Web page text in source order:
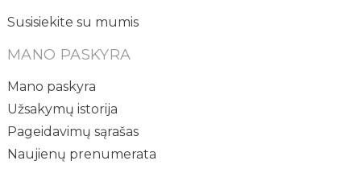
Susisiekite su mumis
MANO PASKYRA
Mano paskyra
Užsakymų istorija
Pageidavimų sąrašas
Naujienų prenumerata